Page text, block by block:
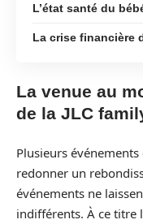
L’état santé du
La crise financière
La venue au
de la JLC
Plusieurs
redonner un
événements ne
indifférents. À ce titre